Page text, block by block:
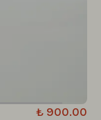
₺ 900.00